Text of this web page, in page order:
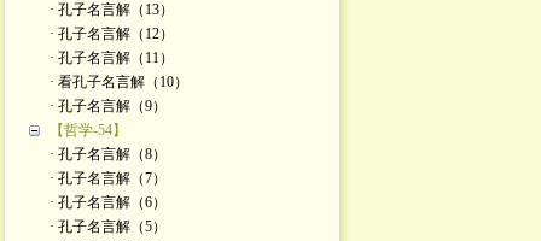
· 孔子名言解（13）
· 孔子名言解（12）
· 孔子名言解（11）
· 看孔子名言解（10）
· 孔子名言解（9）
【哲学-54】
· 孔子名言解（8）
· 孔子名言解（7）
· 孔子名言解（6）
· 孔子名言解（5）